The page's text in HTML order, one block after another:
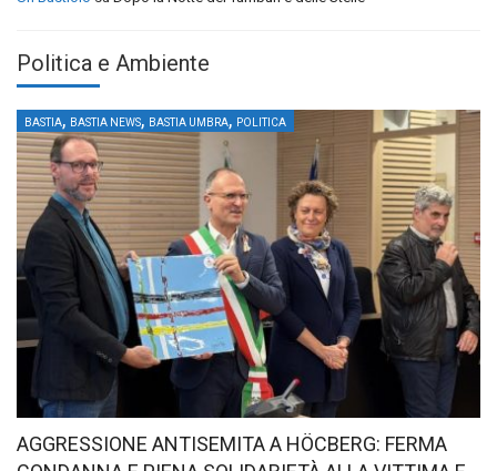
Politica e Ambiente
BASTIA, BASTIA NEWS, BASTIA UMBRA, POLITICA
AGGRESSIONE ANTISEMITA A HÖCBERG: FERMA